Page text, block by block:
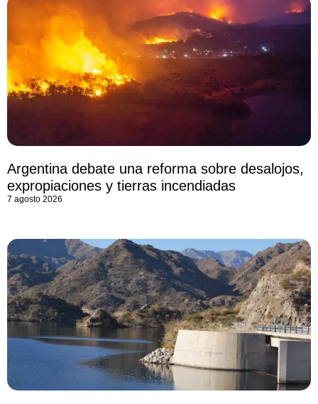
Argentina debate una reforma sobre desalojos,
expropiaciones y tierras incendiadas
7 agosto 2026